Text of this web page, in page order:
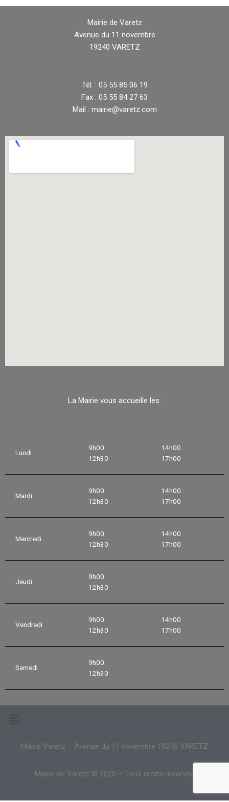
Mairie de Varetz
Avenue du 11 novembre
19240 VARETZ
Tél. : 05 55 85 06 19
Fax : 05 55 84 27 63
Mail : mairie@varetz.com
La Mairie vous accueille les:
Lundi
9h00
12h30
14h00
17h00
Mardi
9h00
12h30
14h00
17h00
Mercredi
9h00
12h30
14h00
17h00
Jeudi
9h00
12h30
Vendredi
9h00
12h30
14h00
17h00
Samedi
9h00
12h30
Mairie Varetz – Avenue du 11 novembre 19240 VARETZ
Mairie de Varetz © 2020 – Tous droits réservés